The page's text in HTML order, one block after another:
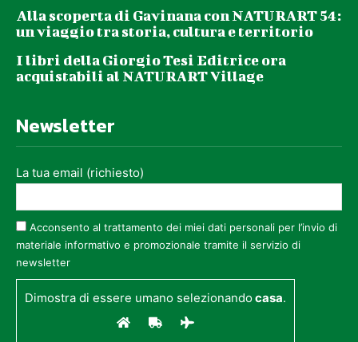
Alla scoperta di Gavinana con NATURART 54:
un viaggio tra storia, cultura e territorio
I libri della Giorgio Tesi Editrice ora
acquistabili al NATURART Village
Newsletter
La tua email (richiesto)
Acconsento al trattamento dei miei dati personali per l’invio di
materiale informativo e promozionale tramite il servizio di
newsletter
Dimostra di essere umano selezionandocasa.